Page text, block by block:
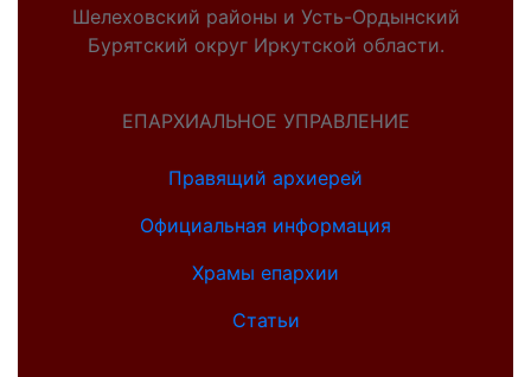
Шелеховский районы и Усть-Ордынский
Бурятский округ Иркутской области.
ЕПАРХИАЛЬНОЕ УПРАВЛЕНИЕ
Правящий архиерей
Официальная информация
Храмы епархии
Статьи